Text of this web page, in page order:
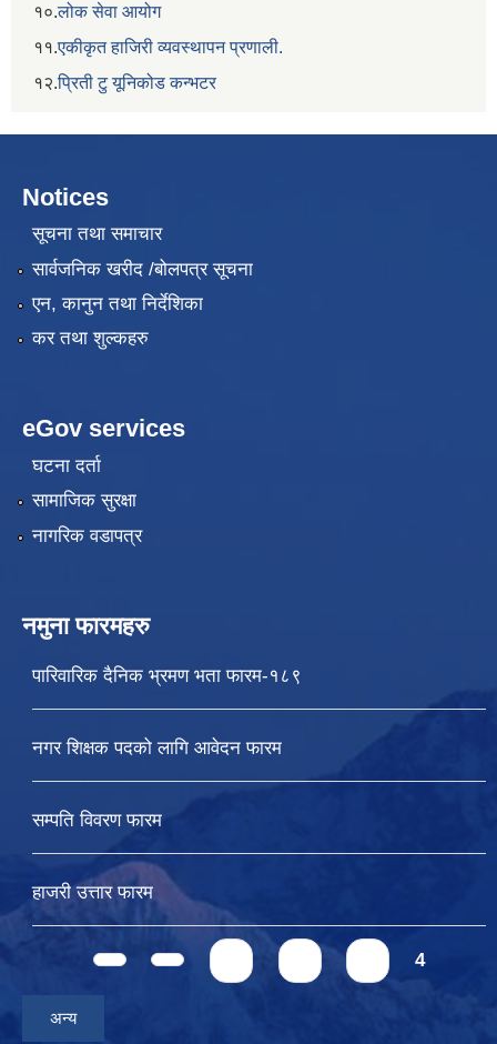
१०.लोक सेवा आयोग
११.एकीकृत हाजिरी व्यवस्थापन प्रणाली.
१२.प्रिती टु यूनिकोड कन्भटर
Notices
सूचना तथा समाचार
सार्वजनिक खरीद /बोलपत्र सूचना
एन, कानुन तथा निर्देशिका
कर तथा शुल्कहरु
eGov services
घटना दर्ता
सामाजिक सुरक्षा
नागरिक वडापत्र
नमुना फारमहरु
पारिवारिक दैनिक भ्रमण भता फारम-१८९
नगर शिक्षक पदको लागि आवेदन फारम
सम्पति विवरण फारम
हाजरी उत्तार फारम
Pages 4
अन्य